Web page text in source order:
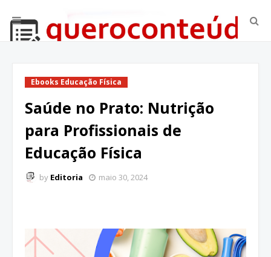
Ebooks Educação Física
Saúde no Prato: Nutrição
para Profissionais de
Educação Física
by Editoria maio 30, 2024